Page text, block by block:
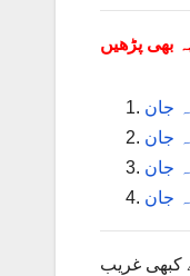
بھی پڑھیں
جان
جان
جان
جان
کبھی غریب